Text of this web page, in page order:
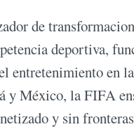
de
deportiva,
en
y México, la FIFA
y sin